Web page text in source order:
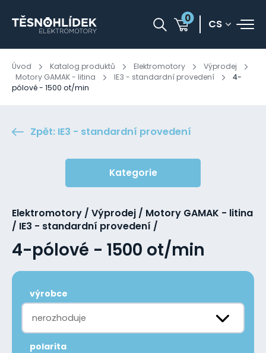
0 CS
Úvod Katalog produktů Elektromotory
Výprodej
Motory GAMAK - litina
IE3 - standardní provedení
4-
pólové - 1500 ot/min
Zpět: IE3 - standardní provedení
Kategorie
Elektromotory / Výprodej / Motory GAMAK - litina
/ IE3 - standardní provedení /
4-pólové - 1500 ot/min
výrobce
nerozhoduje
polarita